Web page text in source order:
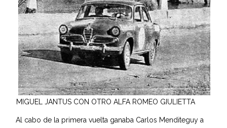
MIGUEL JANTUS CON OTRO ALFA ROMEO GIULIETTA
Al cabo de la primera vuelta ganaba Carlos Menditeguy a